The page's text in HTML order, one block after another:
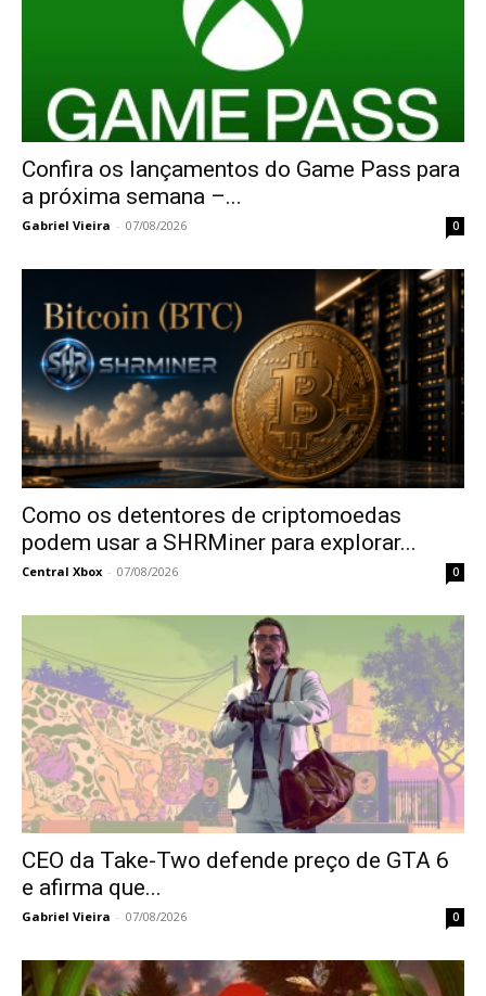
Confira os lançamentos do Game Pass para
a próxima semana –...
Gabriel Vieira - 07/08/2026 0
Como os detentores de criptomoedas
podem usar a SHRMiner para explorar...
Central Xbox - 07/08/2026 0
CEO da Take-Two defende preço de GTA 6
e afirma que...
Gabriel Vieira - 07/08/2026 0